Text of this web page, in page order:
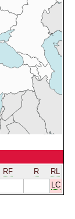
RF R
RL
LC